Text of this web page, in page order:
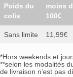
Poids du
colis
moins
100€
Sans limite 11,99€
*Hors weekends et
**selon les modalités
de livraison n’est pas